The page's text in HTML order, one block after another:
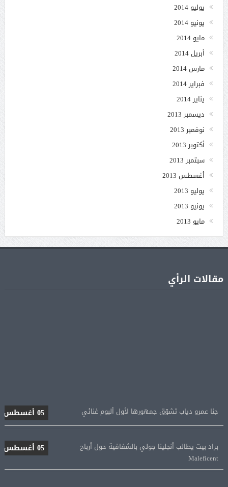
يوليو 2014
يونيو 2014
مايو 2014
أبريل 2014
مارس 2014
فبراير 2014
يناير 2014
ديسمبر 2013
نوفمبر 2013
أكتوبر 2013
سبتمبر 2013
أغسطس 2013
يوليو 2013
يونيو 2013
مايو 2013
مقالات الرأي
Maleficent